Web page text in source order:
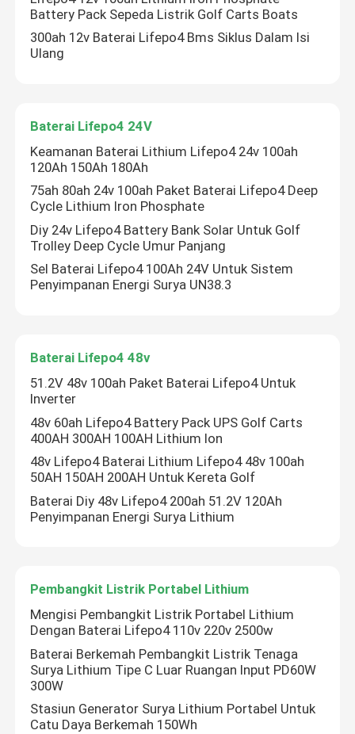
Battery Pack Sepeda Listrik Golf Carts Boats
300ah 12v Baterai Lifepo4 Bms Siklus Dalam Isi
Ulang
Baterai Lifepo4 24V
Keamanan Baterai Lithium Lifepo4 24v 100ah
120Ah 150Ah 180Ah
75ah 80ah 24v 100ah Paket Baterai Lifepo4 Deep
Cycle Lithium Iron Phosphate
Diy 24v Lifepo4 Battery Bank Solar Untuk Golf
Trolley Deep Cycle Umur Panjang
Sel Baterai Lifepo4 100Ah 24V Untuk Sistem
Penyimpanan Energi Surya UN38.3
Baterai Lifepo4 48v
51.2V 48v 100ah Paket Baterai Lifepo4 Untuk
Inverter
48v 60ah Lifepo4 Battery Pack UPS Golf Carts
400AH 300AH 100AH ​​Lithium Ion
48v Lifepo4 Baterai Lithium Lifepo4 48v 100ah
50AH 150AH 200AH Untuk Kereta Golf
Baterai Diy 48v Lifepo4 200ah 51.2V 120Ah
Penyimpanan Energi Surya Lithium
Pembangkit Listrik Portabel Lithium
Mengisi Pembangkit Listrik Portabel Lithium
Dengan Baterai Lifepo4 110v 220v 2500w
Baterai Berkemah Pembangkit Listrik Tenaga
Surya Lithium Tipe C Luar Ruangan Input PD60W
300W
Stasiun Generator Surya Lithium Portabel Untuk
Catu Daya Berkemah 150Wh